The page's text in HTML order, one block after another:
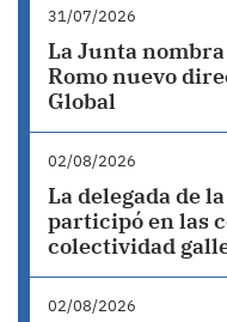
31/07/2026
La Junta
Romo nuevo
Global
02/08/2026
La delegada de
participó en las
colectividad
02/08/2026